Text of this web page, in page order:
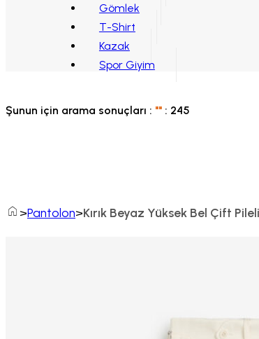
Gömlek
T-Shirt
Kazak
Spor Giyim
Şunun için arama sonuçları : "" : 245
HomePantolon Kırık Beyaz Yüksek Bel Çift